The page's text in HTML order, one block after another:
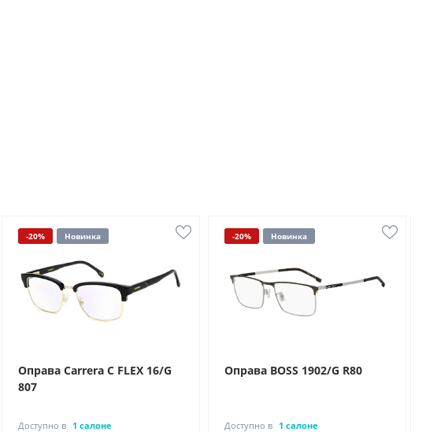
-20% Новинка
Оправа Carrera C FLEX 16/G
807
Доступно в 1 салоне
-20% Новинка
Оправа BOSS 1902/G R80
Доступно в 1 салоне